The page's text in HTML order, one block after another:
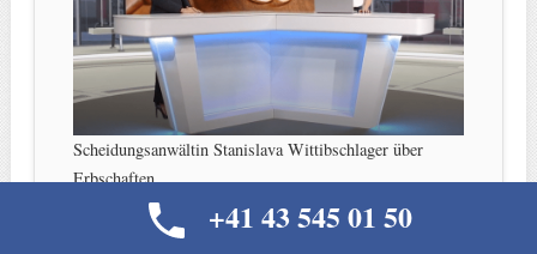
Scheidungsanwältin Stanislava Wittibschlager über
Erbschaften
+41 43 545 01 50